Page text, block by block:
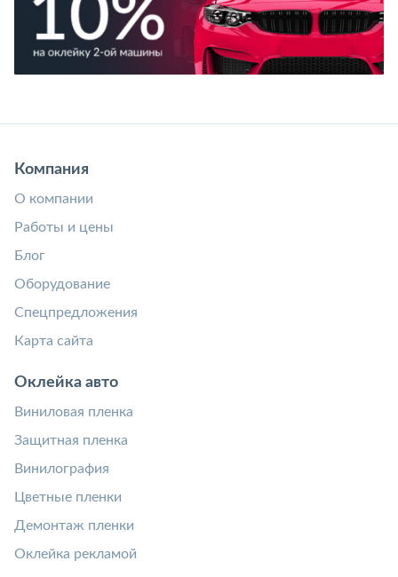
Компания
О компании
Работы и цены
Блог
Оборудование
Спецпредложения
Карта сайта
Оклейка авто
Виниловая пленка
Защитная пленка
Винилография
Цветные пленки
Демонтаж пленки
Оклейка рекламой